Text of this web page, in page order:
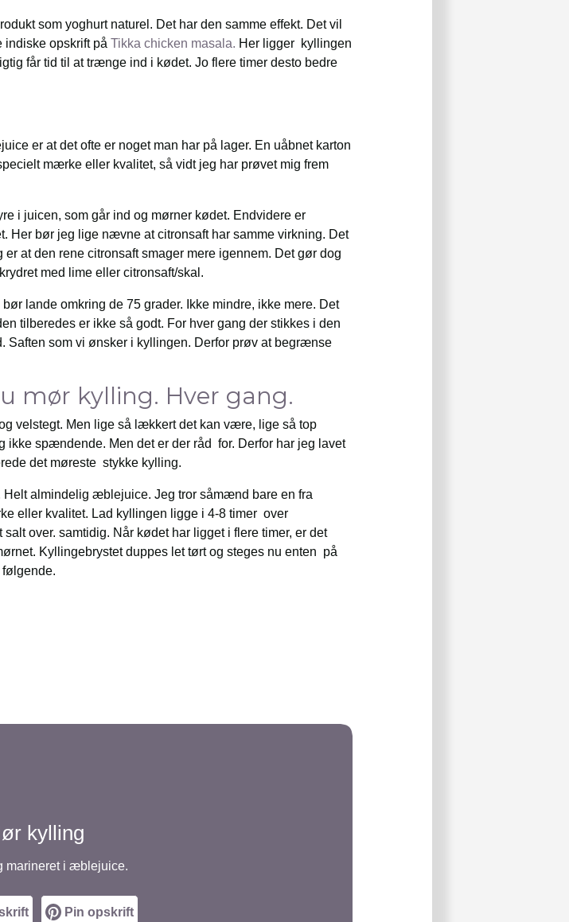
som yoghurt naturel. Det har den samme effekt. Det vil
indiske opskrift på Tikka chicken masala. Her ligger kyllingen
får tid til at trænge ind i kødet. Jo flere timer desto bedre
er at det ofte er noget man har på lager. En uåbnet karton
mærke eller kvalitet, så vidt jeg har prøvet mig frem
i juicen, som går ind og mørner kødet. Endvidere er
Her bør jeg lige nævne at citronsaft har samme virkning. Det
at den rene citronsaft smager mere igennem. Det gør dog
med lime eller citronsaft/skal.
lande omkring de 75 grader. Ikke mindre, ikke mere. Det
tilberedes er ikke så godt. For hver gang der stikkes i den
Saften som vi ønsker i kyllingen. Derfor prøv at begrænse
mør kylling. Hver gang.
velstegt. Men lige så lækkert det kan være, lige så top
spændende. Men det er der råd for. Derfor har jeg lavet
det møreste stykke kylling.
almindelig æblejuice. Jeg tror såmænd bare en fra
eller kvalitet. Lad kyllingen ligge i 4-8 timer over
over. samtidig. Når kødet har ligget i flere timer, er det
Kyllingebrystet duppes let tørt og steges nu enten på
kylling
marineret i æblejuice.
Pin opskrift